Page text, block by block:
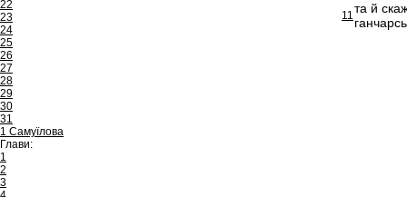
22
23
24
25
26
27
28
29
30
31
1 Самуїлова
Глави:
1
2
3
11та й